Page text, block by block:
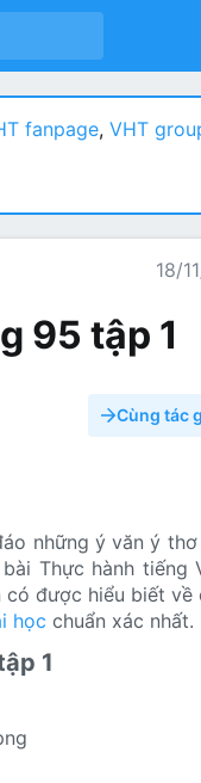
fanpage, VHT
18/
95 tập 1
Cùng tác
những ý văn ý thơ
Thực hành tiếng
có được hiểu biết về
học chuẩn xác nhất.
1​